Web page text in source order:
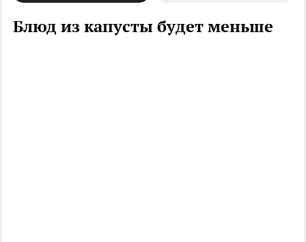
Блюд из капусты будет меньше